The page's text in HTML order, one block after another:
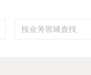
按业务领域查找